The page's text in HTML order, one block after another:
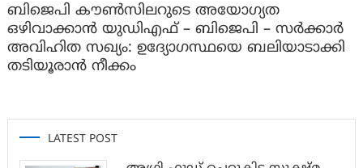
ബിജെപി കൗൺസിലറുടെ അയോഗ്യത
ഒഴിവാക്കാൻ യുഡിഎഫ് – ബിജെപി – സർക്കാർ
അവിഹിത സഖ്യം: ഉദ്യോഗസ്ഥയെ ബലിയാടാക്കി
തടിയൂരാൻ നീക്കം
LATEST POST